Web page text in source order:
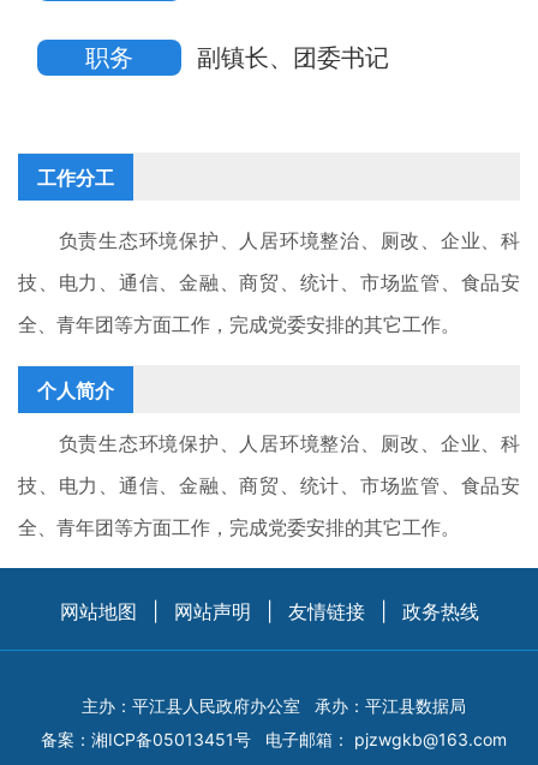
职务 副镇长、团委书记
工作分工
负责生态环境保护、人居环境整治、厕改、企业、科
技、电力、通信、金融、商贸、统计、市场监管、食品安
全、青年团等方面工作，完成党委安排的其它工作。
个人简介
负责生态环境保护、人居环境整治、厕改、企业、科
技、电力、通信、金融、商贸、统计、市场监管、食品安
全、青年团等方面工作，完成党委安排的其它工作。
网站地图 网站声明 友情链接 政务热线
主办：平江县人民政府办公室
承办：平江县数据局
备案： 湘ICP备05013451号 电子邮箱： pjzwgkb@163.com